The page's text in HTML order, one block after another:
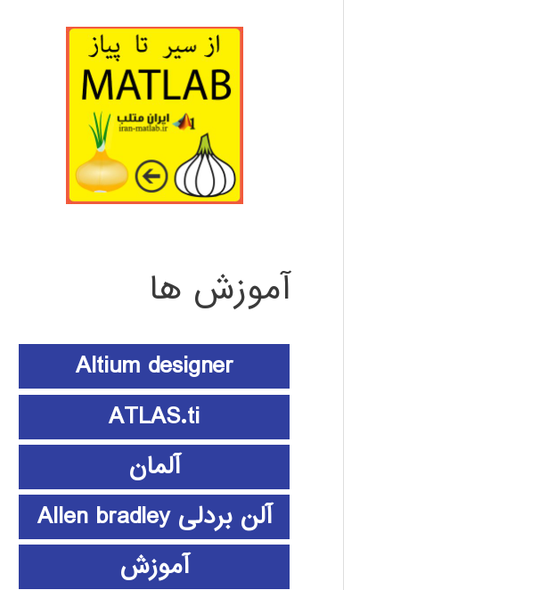
آموزش ها
Altium designer
ATLAS.ti
آلمان
آلن بردلی Allen bradley
آموزش